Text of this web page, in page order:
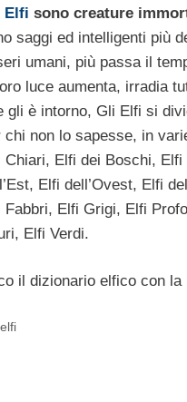
Elfi sono creature
saggi ed intelligenti più
umani, più passa il
luce aumenta, irradia
gli è intorno, Gli Elfi si
chi non lo sapesse, in
Chiari, Elfi dei Boschi, Elfi
Elfi dell’Ovest, Elfi
Fabbri, Elfi Grigi, Elfi
Elfi Verdi.
il dizionario elfico con la
Categorie
elfi